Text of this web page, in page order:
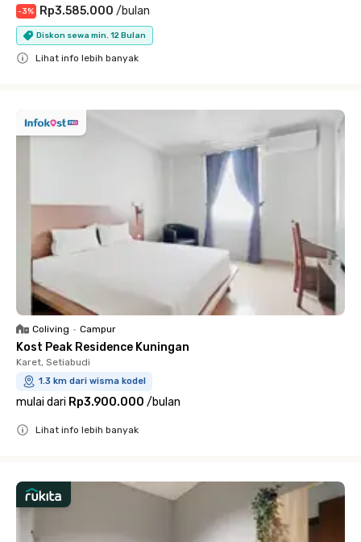
-3% Rp3.585.000 /bulan
Diskon sewa min. 12 Bulan
Lihat info lebih banyak
Coliving • Campur
Kost Peak Residence Kuningan
Karet, Setiabudi
1.3 km dari wisma kodel
mulai dari Rp3.900.000 /bulan
Lihat info lebih banyak